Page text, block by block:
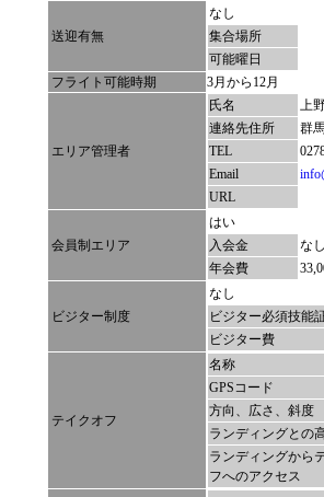
送迎有無
なし
集合場所
可能曜日
フライト可能時期
3月から12月
エリア管理者
氏名
上
連絡先住所
群
TEL
Email
URL
会員制エリア
はい
入会金
な
年会費
ビジター制度
なし
ビジター必須技能
ビジター費
テイクオフ
名称
GPSコード
方向、広さ、斜度
ランディングとの
ランディングから
フへのアクセス